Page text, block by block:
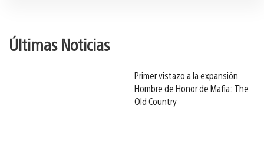
Últimas Noticias
Primer vistazo a la expansión
Hombre de Honor de Mafia: The
Old Country